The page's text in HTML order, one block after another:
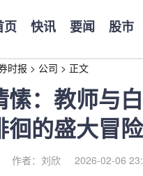
页 快讯 要闻 股市
时报 > 公司 > 正文
愫：教师与
徊的盛大冒险
作者：刘欣 2026-02-06